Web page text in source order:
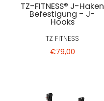
TZ-FITNESS® J-Haken
Befestigung - J-
Hooks
TZ FITNESS
€79,00